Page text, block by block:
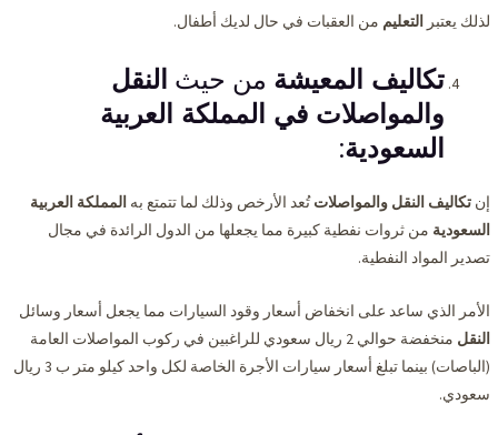
لذلك يعتبر التعليم من العقبات في حال لديك أطفال.
تكاليف المعيشة من حيث النقل
والمواصلات في المملكة العربية
السعودية:
إنتكاليف النقل والمواصلاتتُعد الأرخص وذلك لما تتمتع به المملكة العربية
السعودية من ثروات نفطية كبيرة مما يجعلها من الدول الرائدة في مجال
تصدير المواد النفطية.
الأمر الذي ساعد على انخفاض أسعار وقود السيارات مما يجعل أسعار وسائل
النقل
منخفضة حوالي 2 ريال سعودي للراغبين في ركوب المواصلات العامة
(الباصات) بينما تبلغ أسعار سيارات الأجرة الخاصة لكل واحد كيلو متر ب 3 ريال
سعودي.